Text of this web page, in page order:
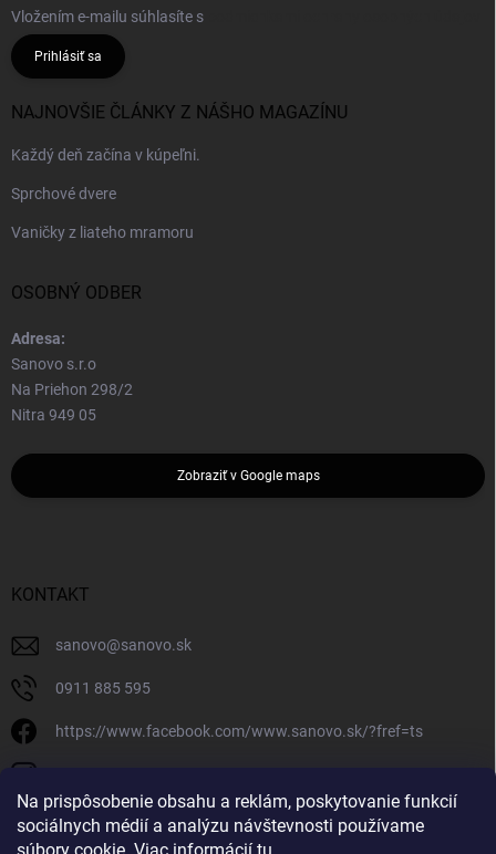
Na prispôsobenie obsahu a reklám, poskytovanie funkcií
sociálnych médií a analýzu návštevnosti používame
Vložením e-mailu súhlasíte s
Prihlásiť sa
NAJNOVŠIE ČLÁNKY Z NÁŠHO MAGAZÍNU
Každý deň začína v kúpeľni.
Sprchové dvere
Vaničky z liateho mramoru
OSOBNÝ ODBER
Adresa:
Sanovo s.r.o
Na Priehon 298/2
Nitra 949 05
Zobraziť v Google maps
KONTAKT
sanovo@sanovo.sk
0911 885 595
https://www.facebook.com/www.sanovo.sk/?fref=ts